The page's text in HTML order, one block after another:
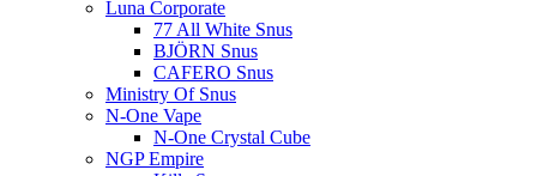
Luna Corporate
77 All White Snus
BJÖRN Snus
CAFERO Snus
Ministry Of Snus
N-One Vape
N-One Crystal Cube
NGP Empire